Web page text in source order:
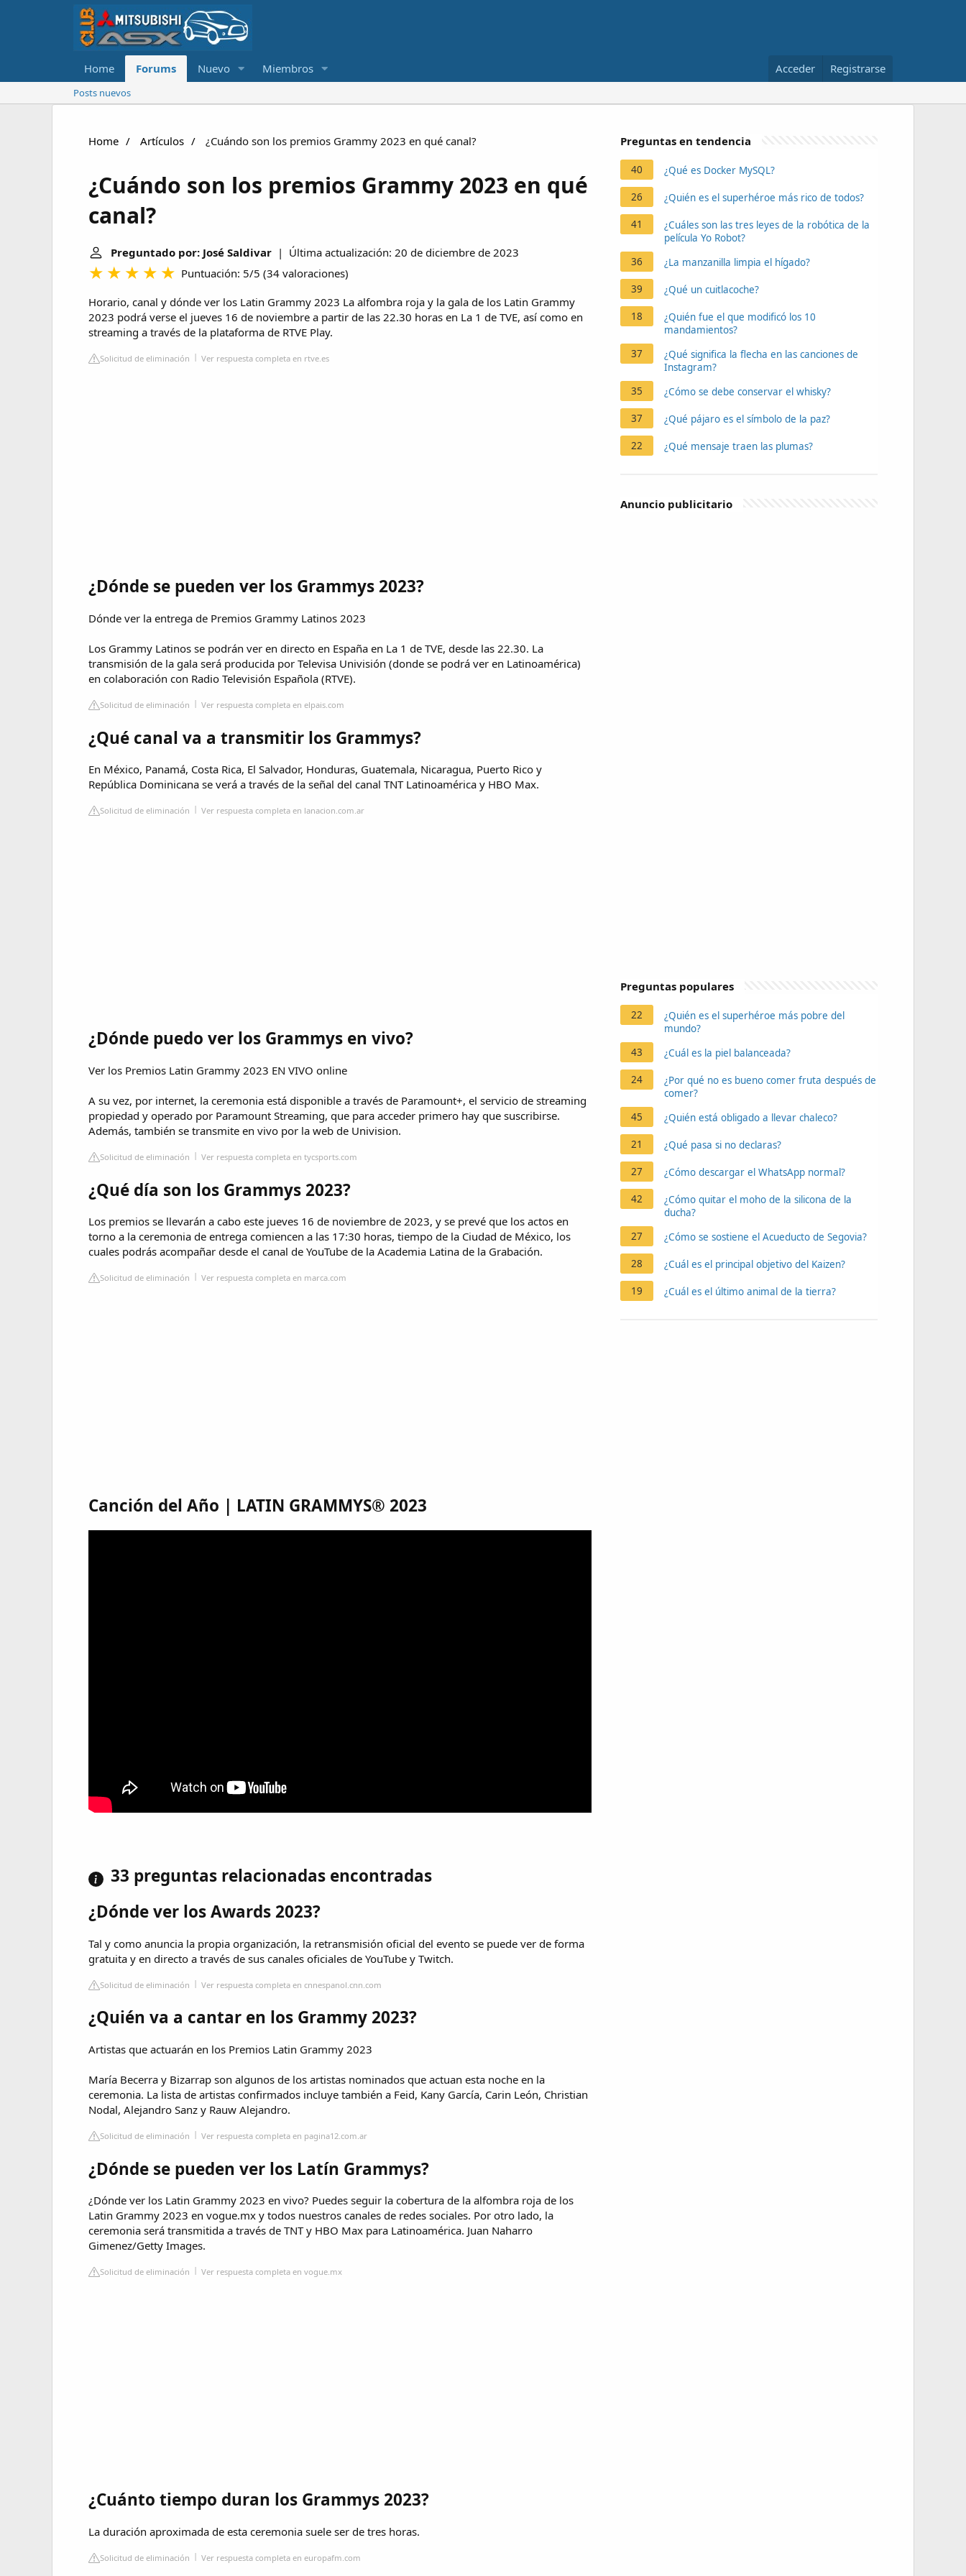
Home Forums Nuevo Miembros Acceder Registrarse
Posts nuevos
Home Artículos ¿Cuándo son los premios Grammy 2023 en qué canal?
¿Cuándo son los premios Grammy 2023 en qué
canal?
Preguntado por: José Saldivar | Última actualización: 20 de diciembre de 2023
Puntuación: 5/5 (34 valoraciones)
Horario, canal y dónde ver los Latin Grammy 2023 La alfombra roja y la gala de los Latin Grammy
2023 podrá verse el jueves 16 de noviembre a partir de las 22.30 horas en La 1 de TVE, así como en
streaming a través de la plataforma de RTVE Play.
Solicitud de eliminación Ver respuesta completa en rtve.es
¿Dónde se pueden ver los Grammys 2023?
Dónde ver la entrega de Premios Grammy Latinos 2023
Los Grammy Latinos se podrán ver en directo en España en La 1 de TVE, desde las 22.30. La
transmisión de la gala será producida por Televisa Univisión (donde se podrá ver en Latinoamérica)
en colaboración con Radio Televisión Española (RTVE).
Solicitud de eliminación Ver respuesta completa en elpais.com
¿Qué canal va a transmitir los Grammys?
En México, Panamá, Costa Rica, El Salvador, Honduras, Guatemala, Nicaragua, Puerto Rico y
República Dominicana se verá a través de la señal del canal TNT Latinoamérica y HBO Max.
Solicitud de eliminación Ver respuesta completa en lanacion.com.ar
¿Dónde puedo ver los Grammys en vivo?
Ver los Premios Latin Grammy 2023 EN VIVO online
A su vez, por internet, la ceremonia está disponible a través de Paramount+, el servicio de streaming
propiedad y operado por Paramount Streaming, que para acceder primero hay que suscribirse.
Además, también se transmite en vivo por la web de Univision.
Solicitud de eliminación Ver respuesta completa en tycsports.com
¿Qué día son los Grammys 2023?
Los premios se llevarán a cabo este jueves 16 de noviembre de 2023, y se prevé que los actos en
torno a la ceremonia de entrega comiencen a las 17:30 horas, tiempo de la Ciudad de México, los
cuales podrás acompañar desde el canal de YouTube de la Academia Latina de la Grabación.
Solicitud de eliminación Ver respuesta completa en marca.com
Canción del Año | LATIN GRAMMYS® 2023
33 preguntas relacionadas encontradas
¿Dónde ver los Awards 2023?
Tal y como anuncia la propia organización, la retransmisión oficial del evento se puede ver de forma
gratuita y en directo a través de sus canales oficiales de YouTube y Twitch.
Solicitud de eliminación Ver respuesta completa en cnnespanol.cnn.com
¿Quién va a cantar en los Grammy 2023?
Artistas que actuarán en los Premios Latin Grammy 2023
María Becerra y Bizarrap son algunos de los artistas nominados que actuan esta noche en la
ceremonia. La lista de artistas confirmados incluye también a Feid, Kany García, Carin León, Christian
Nodal, Alejandro Sanz y Rauw Alejandro.
Solicitud de eliminación Ver respuesta completa en pagina12.com.ar
¿Dónde se pueden ver los Latín Grammys?
¿Dónde ver los Latin Grammy 2023 en vivo? Puedes seguir la cobertura de la alfombra roja de los
Latin Grammy 2023 en vogue.mx y todos nuestros canales de redes sociales. Por otro lado, la
ceremonia será transmitida a través de TNT y HBO Max para Latinoamérica. Juan Naharro
Gimenez/Getty Images.
Solicitud de eliminación Ver respuesta completa en vogue.mx
¿Cuánto tiempo duran los Grammys 2023?
La duración aproximada de esta ceremonia suele ser de tres horas.
Solicitud de eliminación Ver respuesta completa en europafm.com
Preguntas en tendencia
40 ¿Qué es Docker MySQL?
26 ¿Quién es el superhéroe más rico de todos?
41
¿Cuáles son las tres leyes de la robótica de la
película Yo Robot?
36
¿La manzanilla limpia el hígado?
39 ¿Qué un cuitlacoche?
18
¿Quién fue el que modificó los 10
mandamientos?
37
¿Qué significa la flecha en las canciones de
Instagram?
35
¿Cómo se debe conservar el whisky?
37 ¿Qué pájaro es el símbolo de la paz?
22 ¿Qué mensaje traen las plumas?
Anuncio publicitario
Preguntas populares
22
¿Quién es el superhéroe más pobre del
mundo?
43
¿Cuál es la piel balanceada?
24
¿Por qué no es bueno comer fruta después de
comer?
45
¿Quién está obligado a llevar chaleco?
21 ¿Qué pasa si no declaras?
27 ¿Cómo descargar el WhatsApp normal?
42
¿Cómo quitar el moho de la silicona de la
ducha?
27
¿Cómo se sostiene el Acueducto de Segovia?
28 ¿Cuál es el principal objetivo del Kaizen?
19 ¿Cuál es el último animal de la tierra?